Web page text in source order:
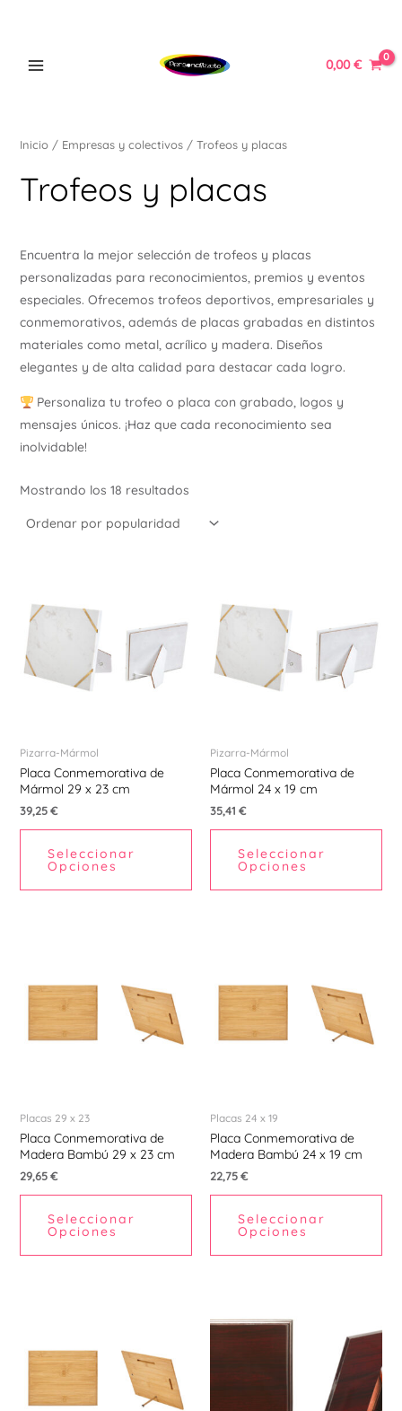
0,00€
Inicio/ Empresas y colectivos/ Trofeos y placas
Trofeos y placas
Encuentra la mejor selección de trofeos y placas
personalizadas para reconocimientos, premios y eventos
especiales. Ofrecemos trofeos deportivos, empresariales y
conmemorativos, además de placas grabadas en distintos
materiales como metal, acrílico y madera. Diseños
elegantes y de alta calidad para destacar cada logro.
Personaliza tu trofeo o placa con grabado, logos y
mensajes únicos. ¡Haz que cada reconocimiento sea
inolvidable!
Mostrando los 18 resultados
Pizarra-Mármol
Placa Conmemorativa de
Mármol 29 x 23 cm
39,25€
Seleccionar
Opciones
Pizarra-Mármol
Placa Conmemorativa de
Mármol 24 x 19 cm
35,41 €
Seleccionar
Opciones
Placas 29 x 23
Placa Conmemorativa de
Madera Bambú 29 x 23 cm
29,65€
Seleccionar
Opciones
Placas 24 x 19
Placa Conmemorativa de
Madera Bambú 24 x 19 cm
22,75€
Seleccionar
Opciones